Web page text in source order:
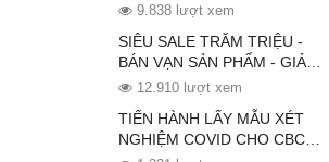
9.838 lượt xem
SIÊU SALE TRĂM TRIỆU -
BÁN VẠN SẢN PHẨM - GIẢM
SỐC 50%
12.910 lượt xem
TIẾN HÀNH LẤY MẪU XÉT
NGHIỆM COVID CHO CBCNV